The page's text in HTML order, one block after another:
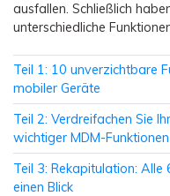
ausfallen. Schließlich
unterschiedliche
Teil 1: 10 unverzichtbare
mobiler Geräte
Teil 2: Verdreifachen Sie
wichtiger MDM-Funktionen
Teil 3: Rekapitulation: Alle
einen Blick